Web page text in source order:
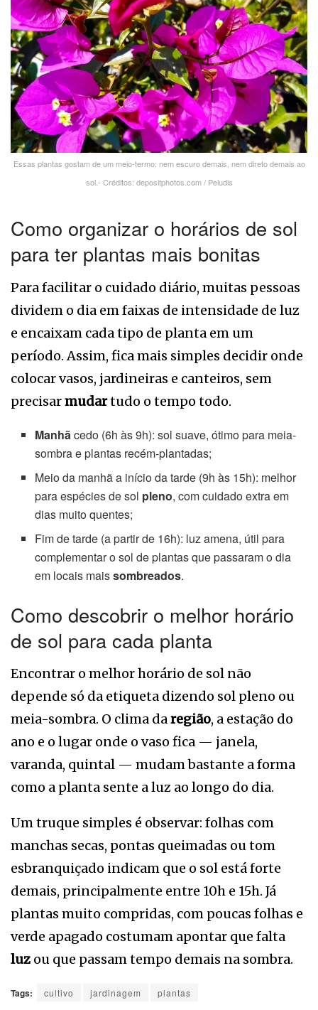
Essas plantas gostam de um meio-termo: nem escuro demais, nem direto demais ao
sol.- Créditos: depositphotos.com / Peludis
Como organizar o horários de sol
para ter plantas mais bonitas
Para facilitar o cuidado diário, muitas pessoas
dividem o dia em faixas de intensidade de luz
e encaixam cada tipo de planta em um
período. Assim, fica mais simples decidir onde
colocar vasos, jardineiras e canteiros, sem
precisarmudartudo o tempo todo.
Manhã cedo (6h às 9h): sol suave, ótimo para meia-
sombra e plantas recém-plantadas;
Meio da manhã a início da tarde (9h às 15h): melhor
para espécies de sol pleno, com cuidado extra em
dias muito quentes;
Fim de tarde (a partir de 16h): luz amena, útil para
complementar o sol de plantas que passaram o dia
em locais maissombreados.
Como descobrir o melhor horário
de sol para cada planta
Encontrar o melhor horário de sol não
depende só da etiqueta dizendo sol pleno ou
meia-sombra. O clima daregião, a estação do
ano e o lugar onde o vaso fica — janela,
varanda, quintal — mudam bastante a forma
como a planta sente a luz ao longo do dia.
Um truque simples é observar: folhas com
manchas secas, pontas queimadas ou tom
esbranquiçado indicam que o sol está forte
demais, principalmente entre 10h e 15h. Já
plantas muito compridas, com poucas folhas e
verde apagado costumam apontar que falta
luz ou que passam tempo demais na sombra.
Tags: cultivo jardinagem plantas